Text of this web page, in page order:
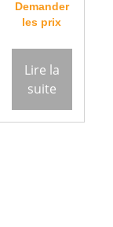
Demander
les prix
Lire la
suite